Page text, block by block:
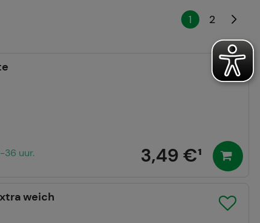
1
2
36 uur.
3,49 €¹
weich